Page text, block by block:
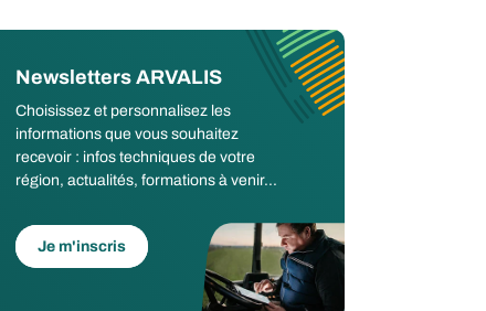
Newsletters ARVALIS
Choisissez et personnalisez les
informations que vous souhaitez
recevoir : infos techniques de votre
région, actualités, formations à venir...
Je m'inscris